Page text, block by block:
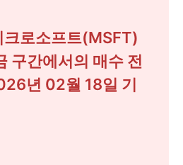
로소프트(MSFT)
구간에서의 매수 전
년 02월 18일 기